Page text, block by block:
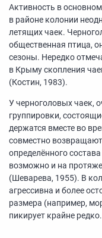
Активность в
в районе колонии
летящих чаек.
общественная птица,
сезоны. Нередко
в Крыму скопления
(Костин, 1983).
У черноголовых чаек,
группировки,
держатся вместе во
совместно
определённого
возможно и на
(Шеварева, 1955). В
агрессивна и более
размера (например,
пикирует крайне редко.